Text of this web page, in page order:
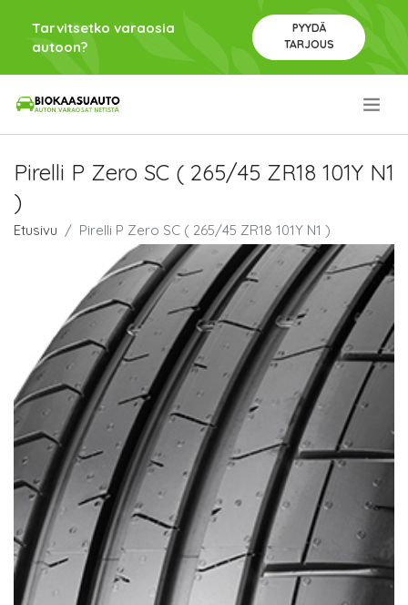
Tarvitsetko varaosia
autoon?
PYYDÄ
TARJOUS
Pirelli P Zero SC ( 265/45 ZR18 101Y N1
)
Etusivu Pirelli P Zero SC ( 265/45 ZR18 101Y N1 )